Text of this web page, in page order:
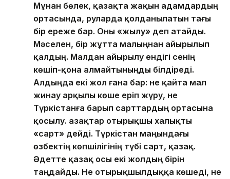
Мұнан бөлек, қазақта жақын адамдардың
ортасында, руларда қолданылатын тағы
бір ереже бар. Оны «жылу» деп атайды.
Мәселен, бір жұтта малыңнан айырылып
қалдың. Малдан айырылу ендігі сенің
көшіп-қона алмайтыныңды білдіреді.
Алдыңда екі жол ғана бар: не қайта мал
жинау арқылы көше еріп жүру, не
Түркістанға барып сарттардың ортасына
қосылу. Қазақтар отырықшы халықты
«сарт» дейді. Түркістан маңындағы
өзбектің көпшілігінің түбі сарт, қазақ.
Әдетте қазақ осы екі жолдың бірін
таңдайды. Не отырықшылдыққа көшеді, не